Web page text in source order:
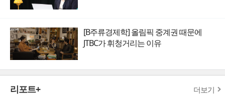
[B주류경제학] 올림픽 중계권 때문에
JTBC가 휘청거리는 이유
리포트+ 더보기